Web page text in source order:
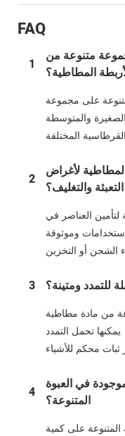
FAQ
1
متنوعة من
المطاطية؟
على مجموعة
والمتوسطة
2
لأغراض
التعبئة والتغليف؟
لتأمين العناصر في
وموثوقة
3 للتمدد ومتينة؟
من مادة مطاطية
يمكنها تحمل التمدد
4
في العبوة
المتنوعة؟
على كمية